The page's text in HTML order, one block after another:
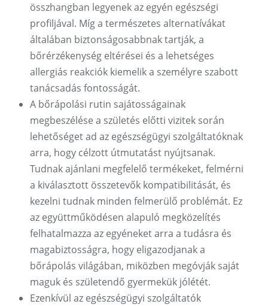
összhangban legyenek az egyén egészségi
profiljával. Míg a természetes alternatívákat
általában biztonságosabbnak tartják, a
bőrérzékenység eltérései és a lehetséges
allergiás reakciók kiemelik a személyre szabott
tanácsadás fontosságát.
A bőrápolási rutin sajátosságainak
megbeszélése a születés előtti vizitek során
lehetőséget ad az egészségügyi szolgáltatóknak
arra, hogy célzott útmutatást nyújtsanak.
Tudnak ajánlani megfelelő termékeket, felmérni
a kiválasztott összetevők kompatibilitását, és
kezelni tudnak minden felmerülő problémát. Ez
az együttműködésen alapuló megközelítés
felhatalmazza az egyéneket arra a tudásra és
magabiztosságra, hogy eligazodjanak a
bőrápolás világában, miközben megóvják saját
maguk és születendő gyermekük jólétét.
Ezenkívül az egészségügyi szolgáltatók